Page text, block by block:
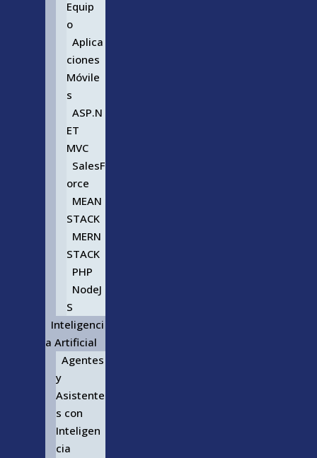
Equip
o
Aplica
ciones
Móvile
s
ASP.N
ET
MVC
SalesF
orce
MEAN
STACK
MERN
STACK
PHP
NodeJ
S
Inteligenci
a Artificial
Agentes
y
Asistente
s con
Inteligen
cia